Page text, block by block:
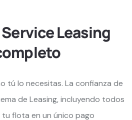
Leasing
tú lo necesitas. La confianza de
de Leasing, incluyendo todos
flota en un único pago